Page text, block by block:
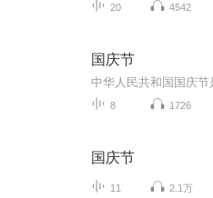
20 4542
国庆节
8 1726
国庆节
11 2.1万